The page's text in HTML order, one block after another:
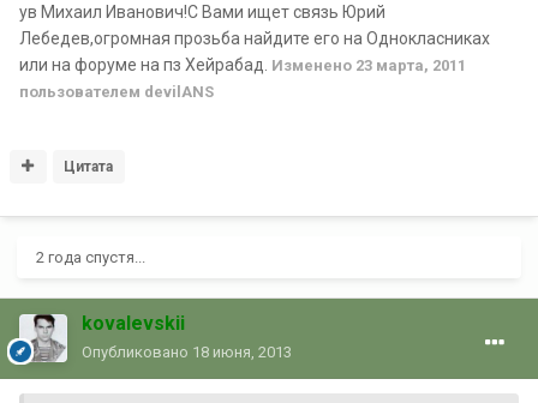
ув Михаил Иванович!С Вами ищет связь Юрий
Лебедев,огромная прозьба найдите его на Однокласниках
или на форуме на пз Хейрабад. Изменено 23 марта, 2011
пользователем devilANS
Цитата
2 года спустя...
kovalevskii
Опубликовано 18 июня, 2013